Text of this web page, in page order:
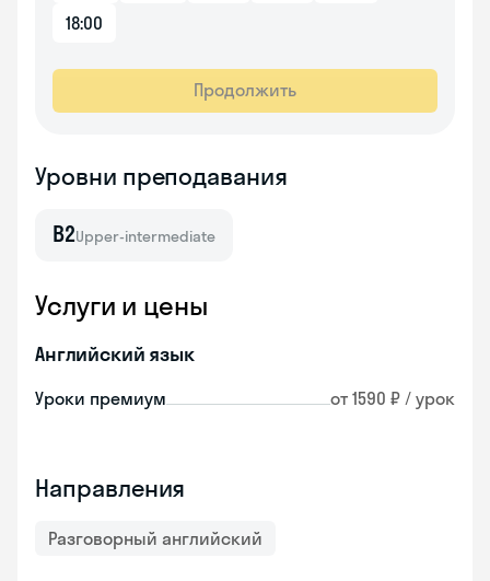
18:00
Продолжить
Уровни преподавания
B2Upper-intermediate
Услуги и цены
Английский язык
Уроки премиум от 1590 ₽ / урок
Направления
Разговорный английский